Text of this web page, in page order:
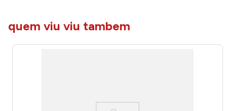
quem viu viu tambem